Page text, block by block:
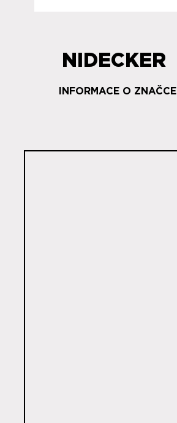
NIDECKER
INFORMACE O ZNAČCE